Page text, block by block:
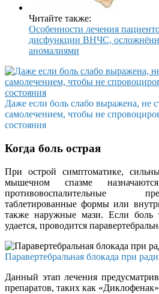
Читайте также:
Особенности лечения
дисфункции ВНЧС,
аномалиями
Даже если боль слабо выражена, не
самолечением, чтобы не
состояния
Когда боль острая
При острой симптоматике,
мышечном спазме
противовоспалительные
таблетированные формы или
также наружные мази. Если боль
удается, проводится
Паравертебральная блокада при
Данный этап лечения
препаратов, таких как